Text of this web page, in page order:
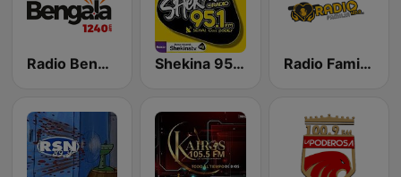
Radio Bengala 1240 AM Shekina 95.1 FM Radio Familia Parral